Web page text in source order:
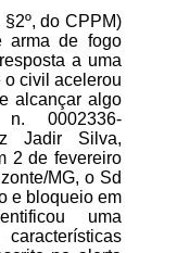
do CPPM)
arma de fogo
a uma
civil acelerou
alcançar algo
0002336-
Jadir Silva,
2 de fevereiro
MG, o Sd
e bloqueio em
uma